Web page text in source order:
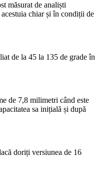
măsurat de analiști
chiar și în condiții de
de la 45 la 135 de grade în
de 7,8 milimetri când este
sa inițială și după
doriți versiunea de 16